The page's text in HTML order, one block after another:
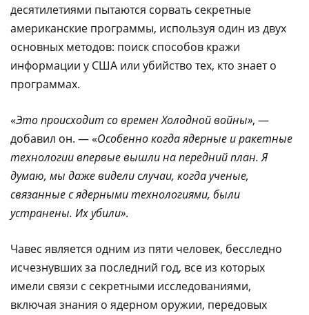
десятилетиями пытаются сорвать секретные
американские программы, используя один из двух
основных методов: поиск способов кражи
информации у США или убийство тех, кто знает о
программах.
«Это происходит со времен Холодной войны», —
добавил он. — «Особенно когда ядерные и ракетные
технологии впервые вышли на передний план. Я
думаю, мы даже видели случаи, когда ученые,
связанные с ядерными технологиями, были
устранены. Их убили».
Чавес является одним из пяти человек, бесследно
исчезнувших за последний год, все из которых
имели связи с секретными исследованиями,
включая знания о ядерном оружии, передовых